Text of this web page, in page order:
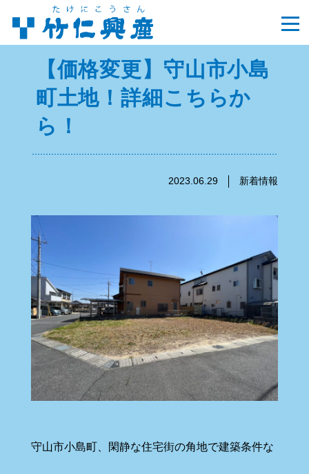
【価格変更】守山市小島
町土地！詳細こちらか
ら！
2023.06.29 新着情報
守山市小島町、閑静な住宅街の角地で建築条件な